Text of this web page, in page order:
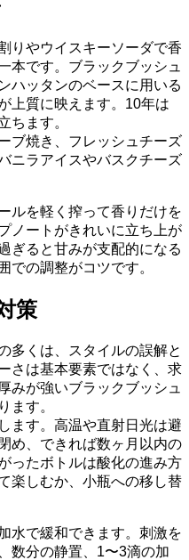
りやウイスキーソーダで香
本です。ブラックブッシュ
ハッタンのベースに用いる
上質に映えます。10年は
ちます。
ブ焼き、フレッシュチーズ
ニラアイスやバスクチーズ
ルを軽く搾って香りだけを
ノートがきれいに立ち上が
ぎると甘みが支配的になる
での調整がコツです。
策
多くは、スタイルの誤解と
さは基本要素ではなく、求
みが強いブラックブッシュ
ます。
ます。高温や直射日光は避
め、できれば数ヶ月以内の
ったボトルは酸化の進み方
楽しむか、小瓶への移し替
水で緩和できます。刺激を
数分の静置、1〜3滴の加